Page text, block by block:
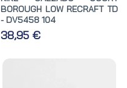
BOROUGH LOW RECRAFT TD
- DV5458 104
38,95 €